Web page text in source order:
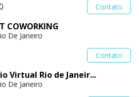
Contato
COWORKING
De Janeiro
Contato
Virtual Rio de Janeir...
De Janeiro